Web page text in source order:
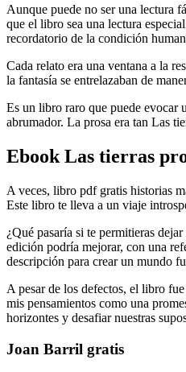
Aunque puede no ser una lectura
que el libro sea una lectura
recordatorio de la condición
Cada relato era una ventana a la
la fantasía se entrelazaban de
Es un libro raro que puede evocar
abrumador. La prosa era tan Las
Ebook Las tierras
A veces, libro pdf gratis historias
Este libro te lleva a un viaje
¿Qué pasaría si te permitieras
edición podría mejorar, con una
descripción para crear un mundo
A pesar de los defectos, el libro
mis pensamientos como una
horizontes y desafiar nuestras
Joan Barril gratis